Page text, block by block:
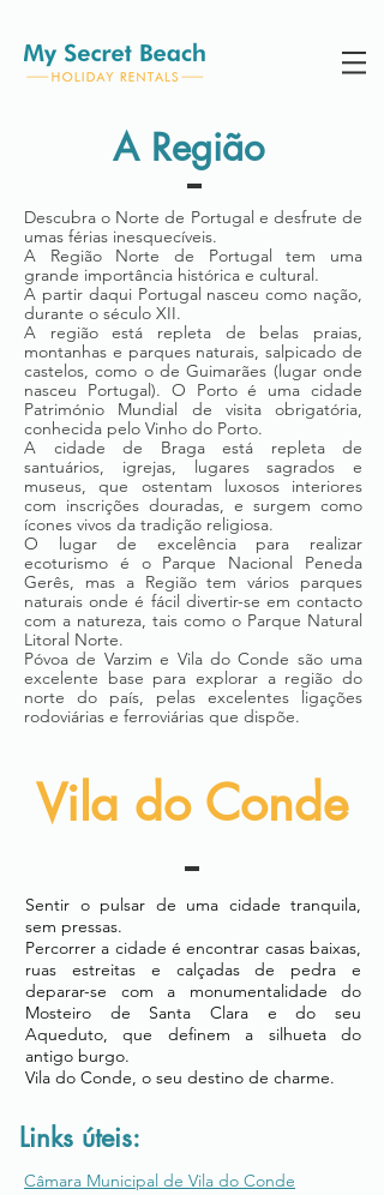
A Região
Descubra o Norte de Portugal e desfrute de
umas férias inesquecíveis.
A Região Norte de Portugal tem uma
grande importância histórica e cultural.
A partir daqui Portugal nasceu como nação,
durante o século XII.
A região está repleta de belas praias,
montanhas e parques naturais, salpicado de
castelos, como o deGuimarães (lugar onde
nasceu Portugal). O Porto é uma cidade
Património Mundial de visita obrigatória,
conhecida pelo Vinho do Porto.
A cidade de Braga está repleta de
santuários, igrejas, lugares sagrados e
museus, que ostentam luxosos interiores
com inscrições douradas, e surgem como
ícones vivos da tradição religiosa.
O lugar de excelência para realizar
ecoturismo é o Parque Nacional Peneda
Gerês, mas a Região tem vários parques
naturais onde é fácil divertir-se em contacto
com a natureza, tais como o Parque Natural
Litoral Norte.
Póvoa de Varzim e Vila do Conde são uma
excelente base para explorar a região do
norte do país, pelas excelentes ligações
rodoviárias e ferroviárias que dispõe.
Vila do Conde
Sentir o pulsar de uma cidade tranquila,
sem pressas.
Percorrer a cidade é encontrar casas baixas,
ruas estreitas e calçadas de pedra e
deparar-se com a monumentalidade do
Mosteiro de Santa Clara e do seu
Aqueduto, que definem a silhueta do
antigo burgo.
Vila do Conde, o seu destino de charme.
Links úteis:
Câmara Municipal de Vila do Conde